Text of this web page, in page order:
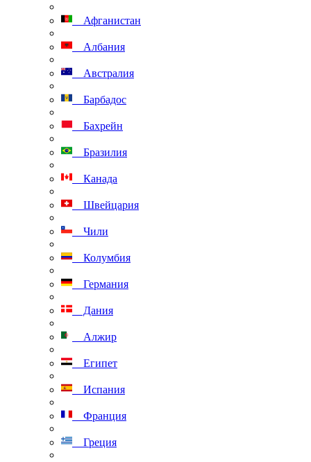
Афганистан
Албания
Австралия
Барбадос
Бахрейн
Бразилия
Канада
Швейцария
Чили
Колумбия
Германия
Дания
Алжир
Египет
Испания
Франция
Греция